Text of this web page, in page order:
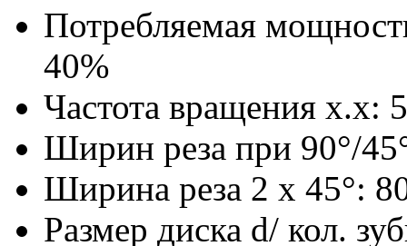
Потребляемая
40%
Частота вращения х.х:
Ширин реза при 90°/
Ширина реза 2 х 45°:
Размер диска d/ кол.